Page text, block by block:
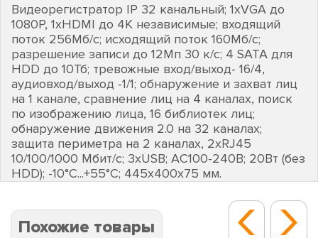
Видеорегистратор IP 32 канальный; 1хVGA до
1080Р, 1хHDMI до 4К независимые; входящий
поток 256Мб/с; исходящий поток 160Мб/с;
разрешение записи до 12Мп 30 к/с; 4 SATA для
HDD до 10Тб; тревожные вход/выход- 16/4,
аудиовход/выход -1/1; обнаружение и захват лиц
на 1 канале, сравнение лиц на 4 каналах, поиск
по изображению лица, 16 библиотек лиц;
обнаружение движения 2.0 на 32 каналах;
защита периметра на 2 каналах, 2хRJ45
10/100/1000 Мбит/с; 3хUSB; АC100-240В; 20Вт (без
HDD); -10°C...+55°C; 445х400х75 мм.
Похожие товары